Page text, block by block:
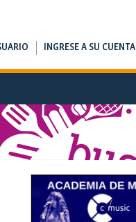
INGRESE A SU CUENTA